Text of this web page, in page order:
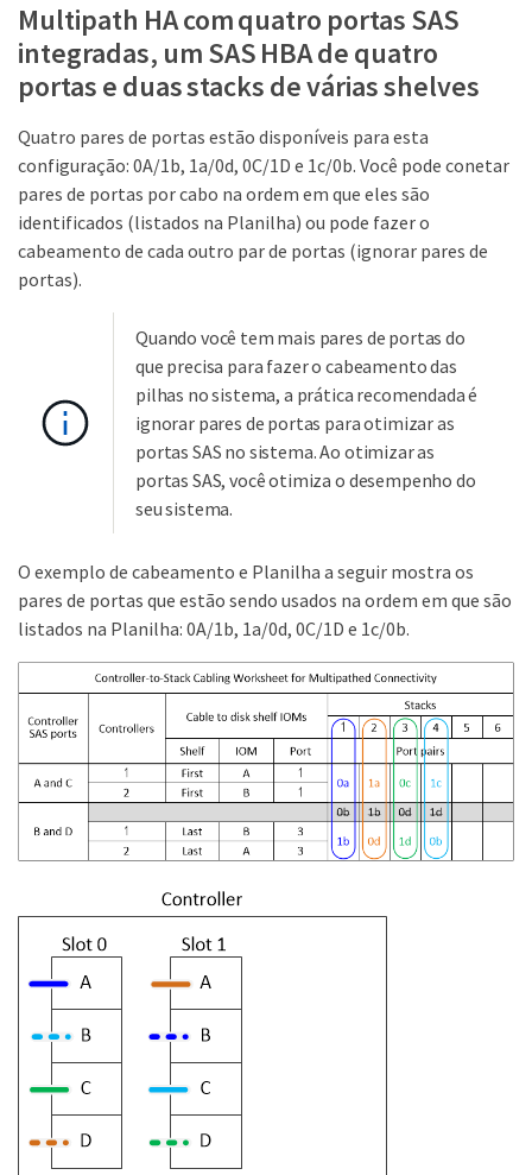
Multipath HA com quatro portas SAS
integradas, um SAS HBA de quatro
portas e duas stacks de várias shelves
Quatro pares de portas estão disponíveis para esta
configuração: 0A/1b, 1a/0d, 0C/1D e 1c/0b. Você pode conetar
pares de portas por cabo na ordem em que eles são
identificados (listados na Planilha) ou pode fazer o
cabeamento de cada outro par de portas (ignorar pares de
portas).
Quando você tem mais pares de portas do
que precisa para fazer o cabeamento das
pilhas no sistema, a prática recomendada é
ignorar pares de portas para otimizar as
portas SAS no sistema. Ao otimizar as
portas SAS, você otimiza o desempenho do
seu sistema.
O exemplo de cabeamento e Planilha a seguir mostra os
pares de portas que estão sendo usados na ordem em que são
listados na Planilha: 0A/1b, 1a/0d, 0C/1D e 1c/0b.